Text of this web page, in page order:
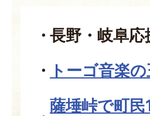
長野・岐阜
トーゴ音楽
薩埵峠で町